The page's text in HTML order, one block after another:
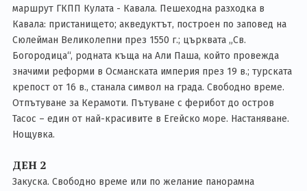
маршрут ГКПП Кулата - Кавала. Пешеходна разходка в
Кавала: пристанището; акведуктът, построен по заповед на
Сюлейман Великолепни през 1550 г.; църквата „Св.
Богородица“, родната къща на Али Паша, който провежда
значими реформи в Османската империя през 19 в.; турската
крепост от 16 в., станала символ на града. Свободно време.
Отпътуване за Керамоти. Пътуване с ферибот до остров
Тасос – един от най-красивите в Егейско море. Настаняване.
Нощувка.
ДЕН 2
Закуска. Свободно време или по желание панорамна